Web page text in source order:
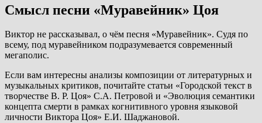
Смысл песни «Муравейник» Цоя
Виктор не рассказывал, о чём песня «Муравейник». Судя по
всему, под муравейником подразумевается современный
мегаполис.
Если вам интересны анализы композиции от литературных и
музыкальных критиков, почитайте статьи «Городской текст в
творчестве В. Р. Цоя» С.А. Петровой и «Эволюция семантики
концепта смерти в рамках когнитивного уровня языковой
личности Виктора Цоя» Е.И. Шаджановой.